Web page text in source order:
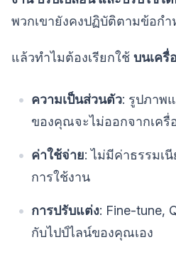
พวกเขายังคงปฏิบัติตามข้อก
แล้วทำไมต้องเรียกใช้ บนเครื่
ความเป็นส่วนตัว: รูปภาพ
ของคุณจะไม่ออกจากเค
ค่าใช้จ่าย: ไม่มีค่าธรรมเ
การใช้งาน
การปรับแต่ง: Fine-tune,
กับไปป์ไลน์ของคุณเอง